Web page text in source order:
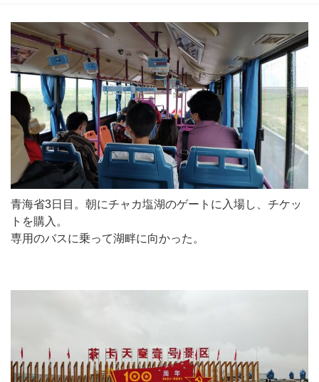
青海省3日目。朝にチャカ塩湖のゲートに入場し、チケッ
トを購入。
専用のバスに乗って湖畔に向かった。